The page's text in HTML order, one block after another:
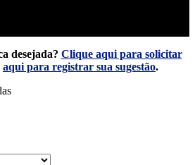
desejada? Clique aqui para solicitar
aqui para registrar sua sugestão.